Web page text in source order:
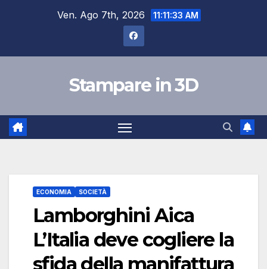
Ven. Ago 7th, 2026 11:11:34 AM
Stampare in 3D
ECONOMIA SOCIETÀ
Lamborghini Aica
L’Italia deve cogliere la
sfida della manifattura